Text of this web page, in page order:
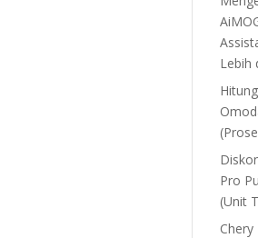
Lebih
Pro
(Unit